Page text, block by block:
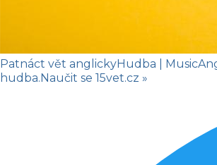
Patnáct vět anglickyHudba | Music
hudba.Naučit se 15vet.cz »